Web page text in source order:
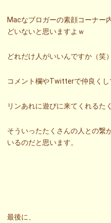
Macなブロガーの素顔コーナー
どいないと思いますよｗ
どれだけ人がいいんですか（笑）
コメント欄やTwitterで仲良くし
リンあれに遊びに来てくれるた
そういったたくさんの人との繋
いるのだと思います。
最後に、